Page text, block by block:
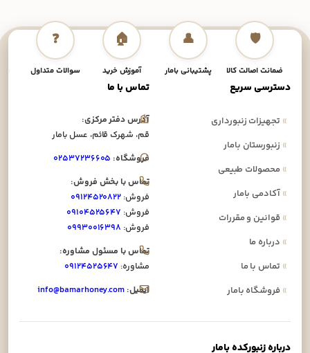
🛡️
ضمانت اصالت کالا
👤
پشتیبانی بامار
🏠
آموزش خرید
❓
سوالات متداول
دسترسی سریع
»تجهیزات زنبورداری
»زنبورستان بامار
»محصولات طبیعی
»آکادمی بامار
»قوانین و مقررات
»درباره ما
»تماس با ما
»فروشگاه بامار
تماس با ما
آدرس دفتر مرکزی:
قم، شهرک قائم، عسل بامار
فروشگاه: ۰۲۵۳۷۲۳۶۶۰۵
تماس با بخش فروش:
فروش: ۰۹۱۲۴۵۲۰۸۲۲
فروش: ۰۹۱۰۴۵۲۵۶۴۷
فروش: ۰۹۹۳۰۰۱۶۳۹۸
تماس با مسئول مشاوره:
مشاوره: ۰۹۱۲۴۵۲۵۶۴۷
ایمیل: info@bamarhoney.com
درباره زنبورکده بامار